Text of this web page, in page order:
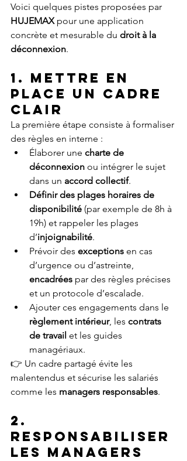
Voici quelques pistes proposées par
HUJEMAX pour une application
concrète et mesurable du droit à la
déconnexion.
1. Mettre en
place un cadre
clair
La première étape consiste à formaliser
des règles en interne :
Élaborer une charte de
déconnexion ou intégrer le sujet
dans un accord collectif.
Définir des plages horaires de
disponibilité (par exemple de 8h à
19h) et rappeler les plages
d’injoignabilité.
Prévoir des exceptions en cas
d’urgence ou d’astreinte,
encadrées par des règles précises
et un protocole d’escalade.
Ajouter ces engagements dans le
règlement intérieur, les contrats
de travail et les guides
managériaux.
👉 Un cadre partagé évite les
malentendus et sécurise les salariés
comme les managers responsables.
2.
Responsabiliser
les managers